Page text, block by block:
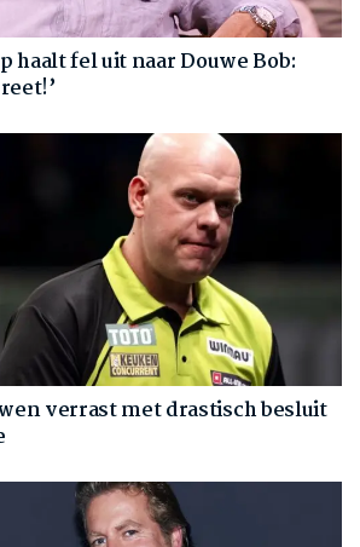
haalt fel uit naar Douwe Bob:
verrast met drastisch besluit